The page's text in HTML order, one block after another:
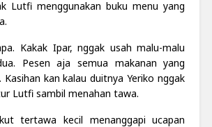
Lutfi menggunakan buku menu yang
Kakak Ipar, nggak usah malu-malu
Pesen aja semua makanan yang
Kasihan kan kalau duitnya Yeriko nggak
Lutfi sambil menahan tawa.
tertawa kecil menanggapi ucapan